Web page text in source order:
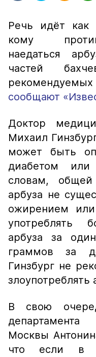
Речь идёт как
кому
наедаться
частей
сообщают
Доктор
Михаил
может быть
диабетом
словам,
арбуза не
ожирением
употреблять
арбуза за
граммов за
Гинзбург не
злоупотреблять
В свою
Москвы
что если в